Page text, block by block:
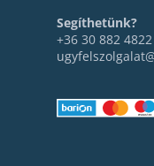
Segíthetünk?
+36 30 882 4822